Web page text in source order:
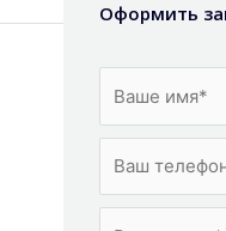
Оформить